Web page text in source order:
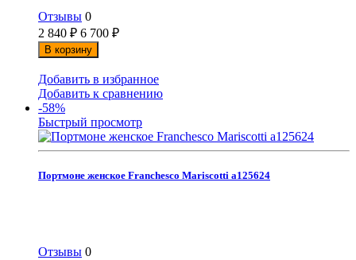
Отзывы 0
2 840 ₽ 6 700 ₽
В корзину
Добавить в избранное
Добавить к сравнению
-58%
Быстрый просмотр
Портмоне женское Franchesco Mariscotti а125624
Отзывы 0